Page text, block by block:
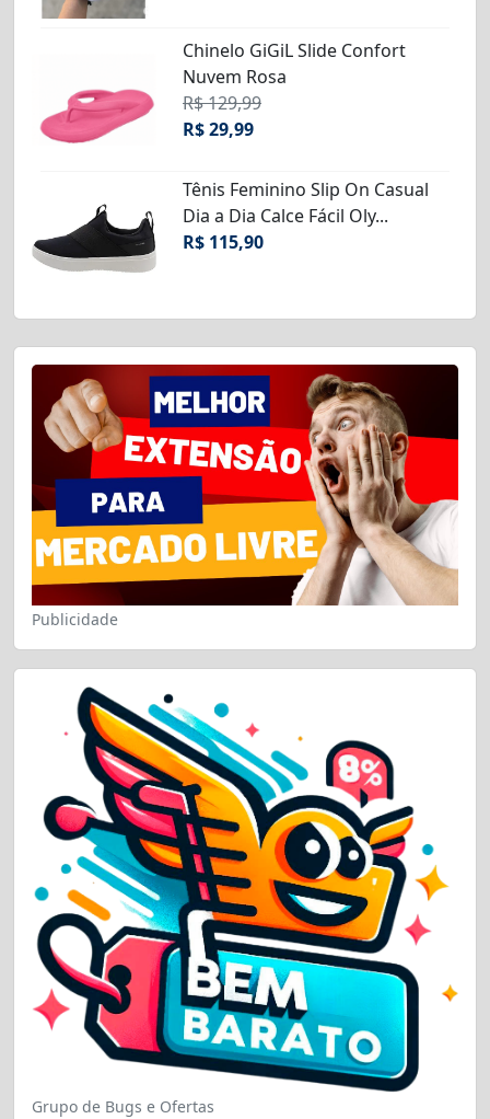
Chinelo GiGiL Slide Confort
Nuvem Rosa
R$ 129,99
R$ 29,99
Tênis Feminino Slip On Casual
Dia a Dia Calce Fácil Oly...
R$ 115,90
Publicidade
Grupo de Bugs e Ofertas